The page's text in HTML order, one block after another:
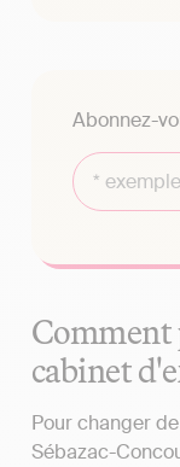
Abonnez-
Comment
cabinet
Pour changer
Sébazac-